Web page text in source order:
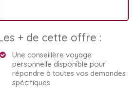
+ de cette offre :
Une conseillère voyage
personnelle disponible pour
répondre à toutes vos demandes
spécifiques